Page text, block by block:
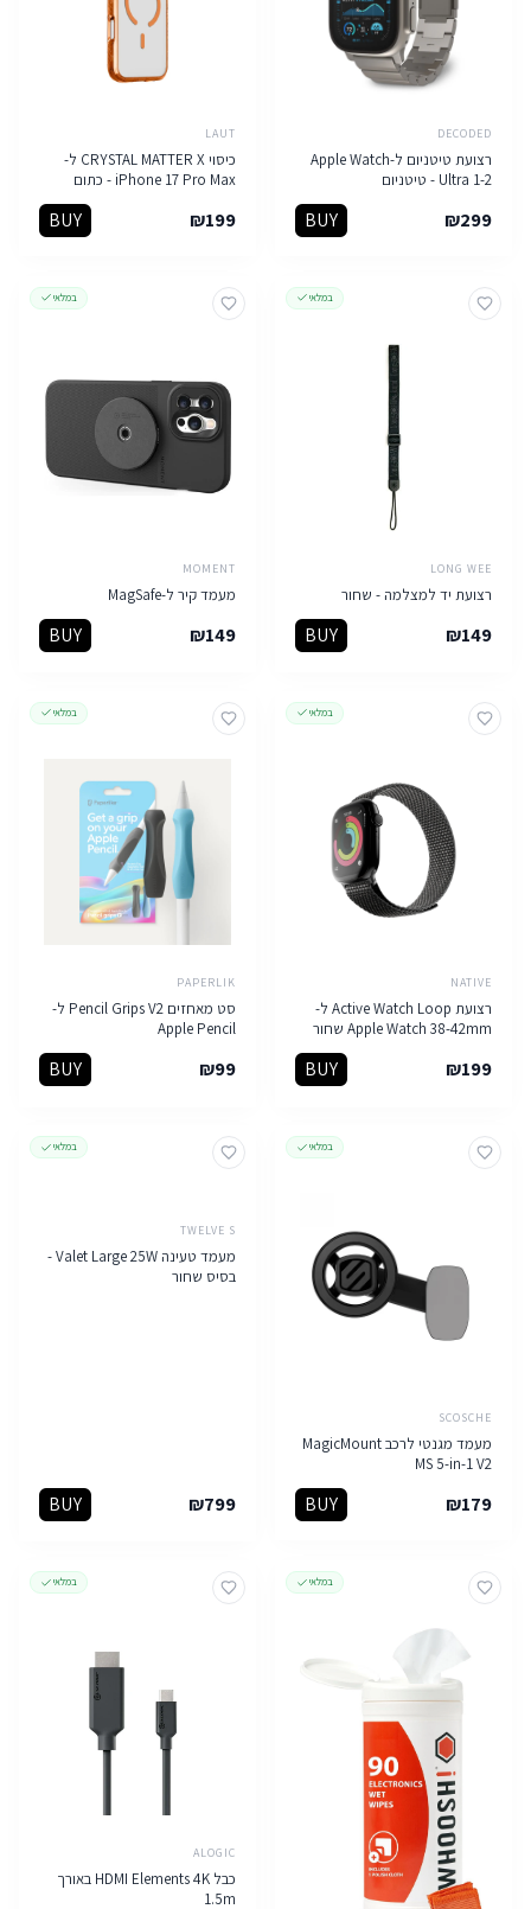
DECODED
רצועת טיטניום ל-Apple Watch
Ultra 1-2 - טיטניום
₪299
BUY
LAUT
כיסוי CRYSTAL MATTER X ל-
iPhone 17 Pro Max - כתום
₪199
BUY
במלאי
LONG WEE
רצועת יד למצלמה - שחור
₪149
BUY
במלאי
MOMENT
מעמד קיר ל-MagSafe
₪149
BUY
במלאי
NATIVE
רצועת Active Watch Loop ל-
Apple Watch 38-42mm שחור
₪199
BUY
במלאי
PAPERLIK
סט מאחזים Pencil Grips V2 ל-
Apple Pencil
₪99
BUY
במלאי
SCOSCHE
מעמד מגנטי לרכב MagicMount
MS 5-in-1 V2
₪179
BUY
במלאי
TWELVE S
מעמד טעינה Valet Large 25W -
בסיס שחור
₪799
BUY
במלאי במלאי
ALOGIC
כבל HDMI Elements 4K באורך
1.5m